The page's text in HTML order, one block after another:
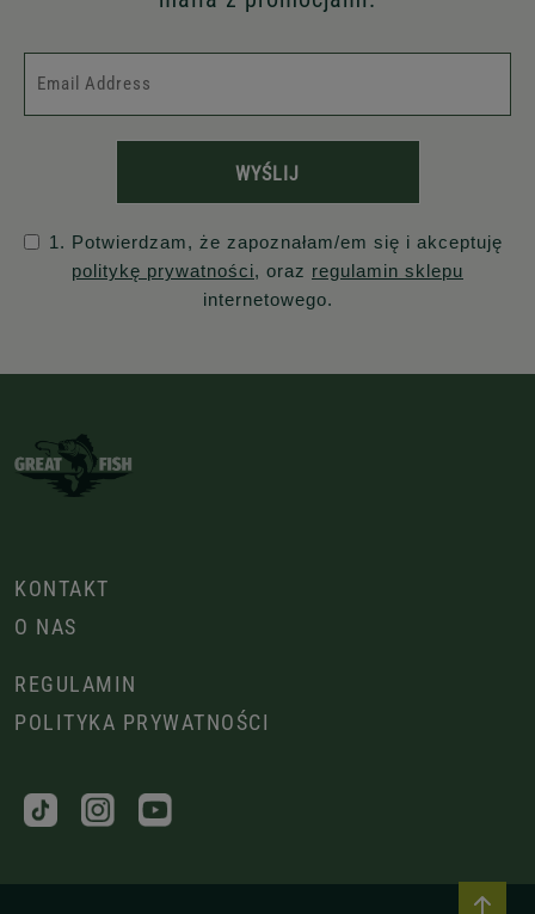
WYŚLIJ
1. Potwierdzam, że zapoznałam/em się i akceptuję
politykę prywatności, oraz regulamin sklepu
internetowego.
KONTAKT
O NAS
REGULAMIN
POLITYKA PRYWATNOŚCI